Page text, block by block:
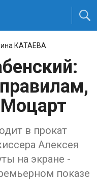
КАТАЕВА
в прокат
Алексея
на экране -
показе